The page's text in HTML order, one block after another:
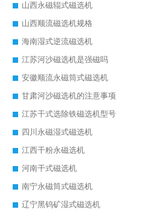
山西永磁辊式磁选机
山西顺流磁选机规格
海南湿式逆流磁选机
江苏河沙磁选机是强磁吗
安徽顺流永磁筒式磁选机
甘肃河沙磁选机的注意事项
江苏干式选除铁磁选机型号
四川永磁湿式磁选机
江西干粉永磁选机
河南干式磁选机
南宁永磁筒式磁选机
辽宁黑钨矿湿式磁选机